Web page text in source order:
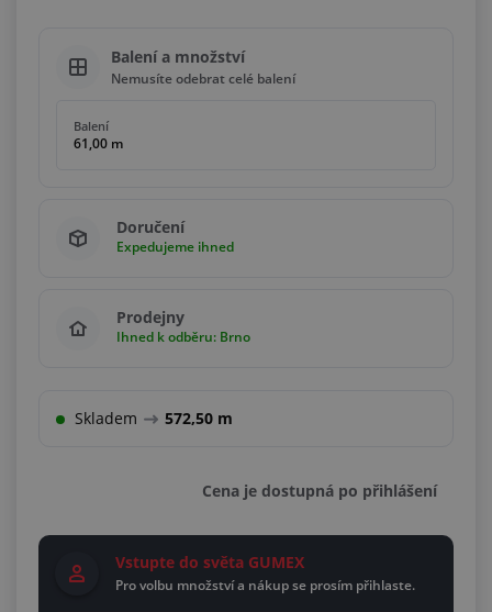
Balení a množství
Nemusíte odebrat celé balení
Balení
61,00 m
Doručení
Expedujeme ihned
Prodejny
Ihned k odběru: Brno
Skladem 572,50 m
Cena je dostupná po přihlášení
Vstupte do světa GUMEX
Pro volbu množství a nákup se prosím přihlaste.